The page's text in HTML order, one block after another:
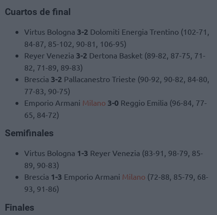
Cuartos de final
Virtus Bologna 3-2 Dolomiti Energia Trentino (102-71,
84-87, 85-102, 90-81, 106-95)
Reyer Venezia 3-2 Dertona Basket (89-82, 87-75, 71-
82, 71-89, 89-83)
Brescia 3-2 Pallacanestro Trieste (90-92, 90-82, 84-80,
77-83, 90-75)
Emporio Armani Milano 3-0 Reggio Emilia (96-84, 77-
65, 84-72)
Semifinales
Virtus Bologna 1-3 Reyer Venezia (83-91, 98-79, 85-
89, 90-83)
Brescia 1-3 Emporio Armani Milano (72-88, 85-79, 68-
93, 91-86)
Finales